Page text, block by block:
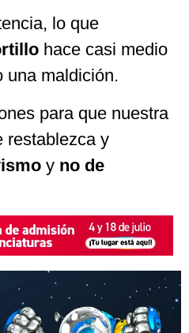
lo que
hace casi medio
una maldición.
para que nuestra
restablezca y
y no de